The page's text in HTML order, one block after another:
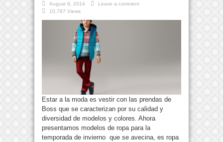
August 9, 2014
Leave a comment
10,787 Views
Estar a la moda es vestir con las prendas de
Boss que se caracterizan por su calidad y
diversidad de modelos y colores. Ahora
presentamos modelos de ropa para la
temporada de invierno que se avecina, es ropa